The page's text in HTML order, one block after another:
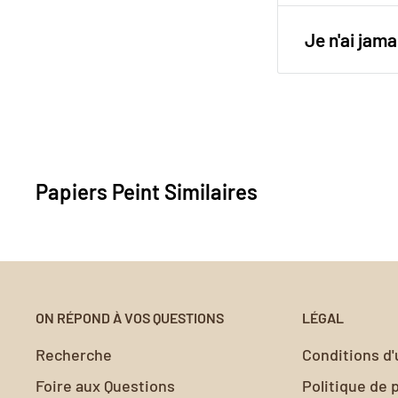
Utilisez
Pour une
papier peint
surfaces et
valeur nos
Je n'ai
Votre
Nous vous
Papiers Peint Similaires
ON RÉPOND À VOS QUESTIONS
Recherche
Foire aux Questions
LÉGAL
Conditions
Politique de